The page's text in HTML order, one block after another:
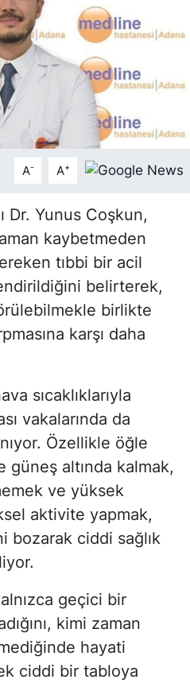
A- A+
Dr. Yunus Coşkun,
kaybetmeden
tıbbi bir acil
belirterek,
birlikte
karşı daha
sıcaklıklarıyla
vakalarında da
Özellikle öğle
güneş altında kalmak,
ve yüksek
aktivite yapmak,
bozarak ciddi sağlık
geçici bir
kimi zaman
hayati
ciddi bir tabloya